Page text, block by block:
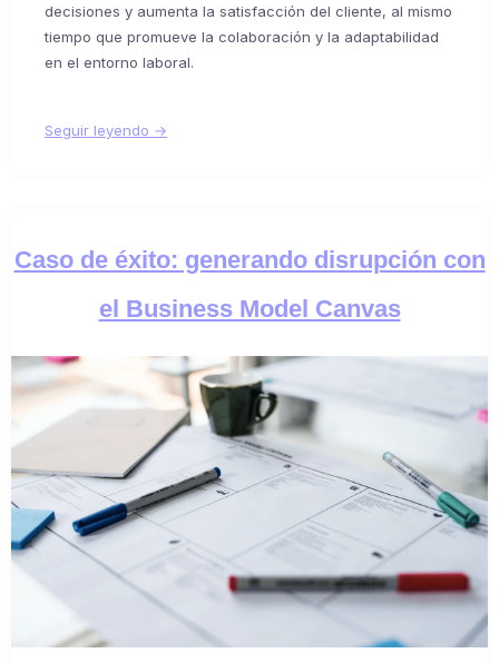
decisiones y aumenta la satisfacción del cliente, al mismo
tiempo que promueve la colaboración y la adaptabilidad
en el entorno laboral.
Seguir leyendo →
Caso de éxito: generando disrupción con
el Business Model Canvas